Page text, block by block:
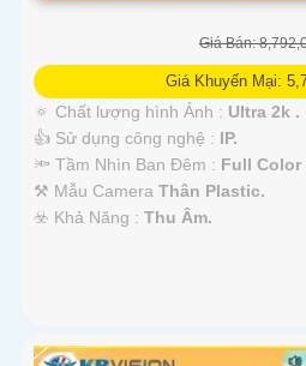
Giá Bán:
Giá Khuyến Mại:
🔅 Chất lượng hình Ảnh : Ultra 2k .
👍 Sử dụng công nghệ : IP.
🔦 Tầm Nhìn Ban Đêm : Full Color
⚒ Mẫu Camera Thân Plastic.
️☣️ Khả Năng : Thu Âm.